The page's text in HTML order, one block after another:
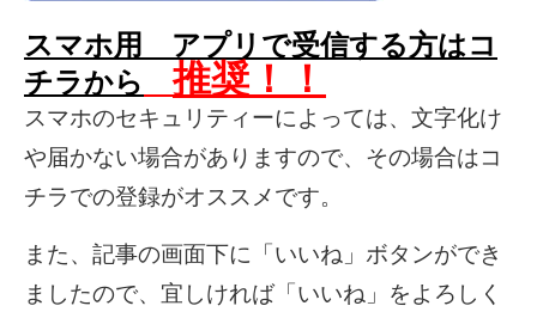
スマホ用 アプリで受信する方はコ
チラから
推奨！！
スマホのセキュリティーによっては、文字化け
や届かない場合がありますので、その場合はコ
チラでの登録がオススメです。
また、記事の画面下に「いいね」ボタンができ
ましたので、宜しければ「いいね」をよろしく